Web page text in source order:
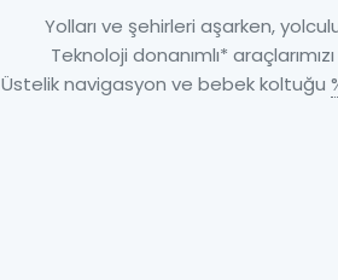
Yolları ve şehirleri aşarken,
Teknoloji donanımlı*
Üstelik navigasyon ve bebek koltuğu